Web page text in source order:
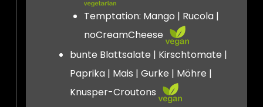
Temptation: Mango | Rucola |
noCreamCheese
bunte Blattsalate | Kirschtomate |
Paprika | Mais | Gurke | Möhre |
Knusper-Croutons